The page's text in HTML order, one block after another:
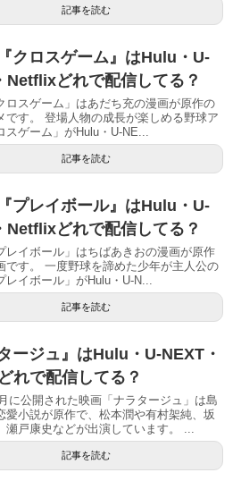
記事を読む
クロスゲーム』はHulu・U-
Netflixどれで配信してる？
ロスゲーム」はあだち充の漫画が原作の
です。 登場人物の成長が楽しめる野球ア
スゲーム」がHulu・U-NE...
記事を読む
プレイボール』はHulu・U-
Netflixどれで配信してる？
レイボール」はちばあきおの漫画が原作
です。 一度野球を諦めた少年が主人公の
レイボール」がHulu・U-N...
記事を読む
ージュ』はHulu・U-NEXT・
れで配信してる？
に公開された映画「ナラタージュ」は島
愛小説が原作で、松本潤や有村架純、坂
瀬戸康史などが出演しています。 ...
記事を読む